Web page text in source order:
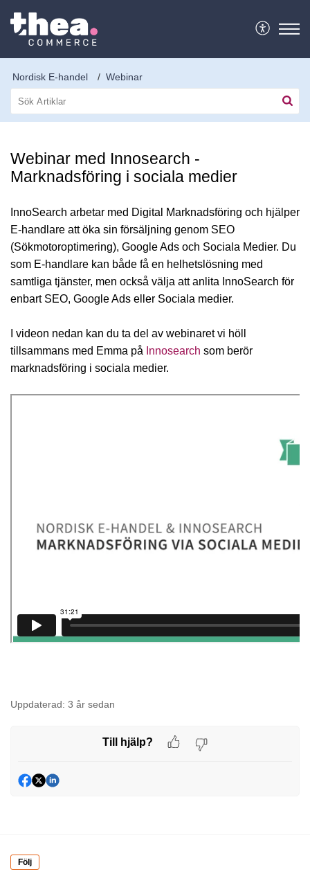
Nordisk E-handel Webinar
Webinar med Innosearch -
Marknadsföring i sociala medier
InnoSearch arbetar med Digital Marknadsföring och hjälper
E-handlare att öka sin försäljning genom SEO
(Sökmotoroptimering), Google Ads och Sociala Medier. Du
som E-handlare kan både få en helhetslösning med
samtliga tjänster, men också välja att anlita InnoSearch för
enbart SEO, Google Ads eller Sociala medier.
I videon nedan kan du ta del av webinaret vi höll
tillsammans med Emma på Innosearch som berör
marknadsföring i sociala medier.
Uppdaterad: 3 år sedan
Till hjälp?
Följ